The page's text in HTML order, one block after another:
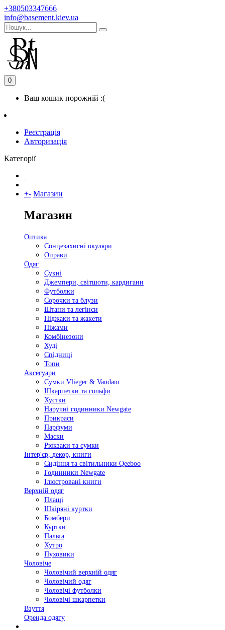
+380503347666
info@basement.kiev.ua
0
Ваш кошик порожній :(
Реєстрація
Авторизація
Категорії
+- Магазин
Магазин
Оптика
Сонцезахисні окуляри
Оправи
Одяг
Сукні
Джемпери, світшоти, кардигани
Футболки
Сорочки та блузи
Штани та легінси
Піджаки та жакети
Піжами
Комбінезони
Худі
Спідниці
Топи
Аксесуари
Сумки Vlieger & Vandam
Шкарпетки та гольфи
Хустки
Наручні годинники Newgate
Прикраси
Парфуми
Маски
Рюкзаки та сумки
Інтер'єр, декор, книги
Сидіння та світильники Qeeboo
Годинники Newgate
Ілюстровані книги
Верхній одяг
Плащі
Шкіряні куртки
Бомбери
Куртки
Пальта
Хутро
Пуховики
Чоловіче
Чоловічий верхній одяг
Чоловічий одяг
Чоловічі футболки
Чоловічі шкарпетки
Взуття
Оренда одягу